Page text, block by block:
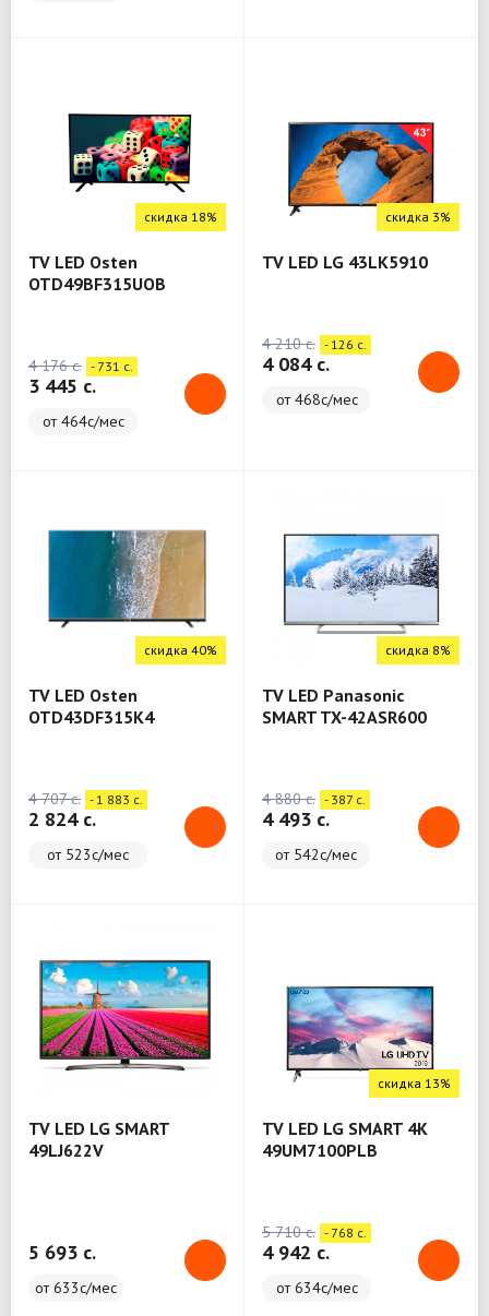
скидка 18%
TV LED Osten
OTD49BF315UOB
4 176 c. - 731 c.
3 445 c.
от 464с/мес
скидка 3%
TV LED LG 43LK5910
4 210 c. - 126 c.
4 084 c.
от 468с/мес
скидка 40%
TV LED Osten
OTD43DF315K4
4 707 c. - 1 883 c.
2 824 c.
от 523с/мес
скидка 8%
TV LED Panasonic
SMART TX-42ASR600
4 880 c. - 387 c.
4 493 c.
от 542с/мес
TV LED LG SMART
49LJ622V
5 693 c.
от 633с/мес
скидка 13%
TV LED LG SMART 4К
49UM7100PLB
5 710 c. - 768 c.
4 942 c.
от 634с/мес